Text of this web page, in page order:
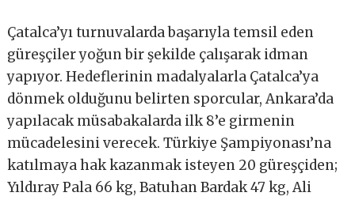
Çatalca’yı turnuvalarda başarıyla temsil eden
güreşçiler yoğun bir şekilde çalışarak idman
yapıyor. Hedeflerinin madalyalarla Çatalca’ya
dönmek olduğunu belirten sporcular, Ankara’da
yapılacak müsabakalarda ilk 8’e girmenin
mücadelesini verecek. Türkiye Şampiyonası’na
katılmaya hak kazanmak isteyen 20 güreşçiden;
Yıldıray Pala 66 kg, Batuhan Bardak 47 kg, Ali